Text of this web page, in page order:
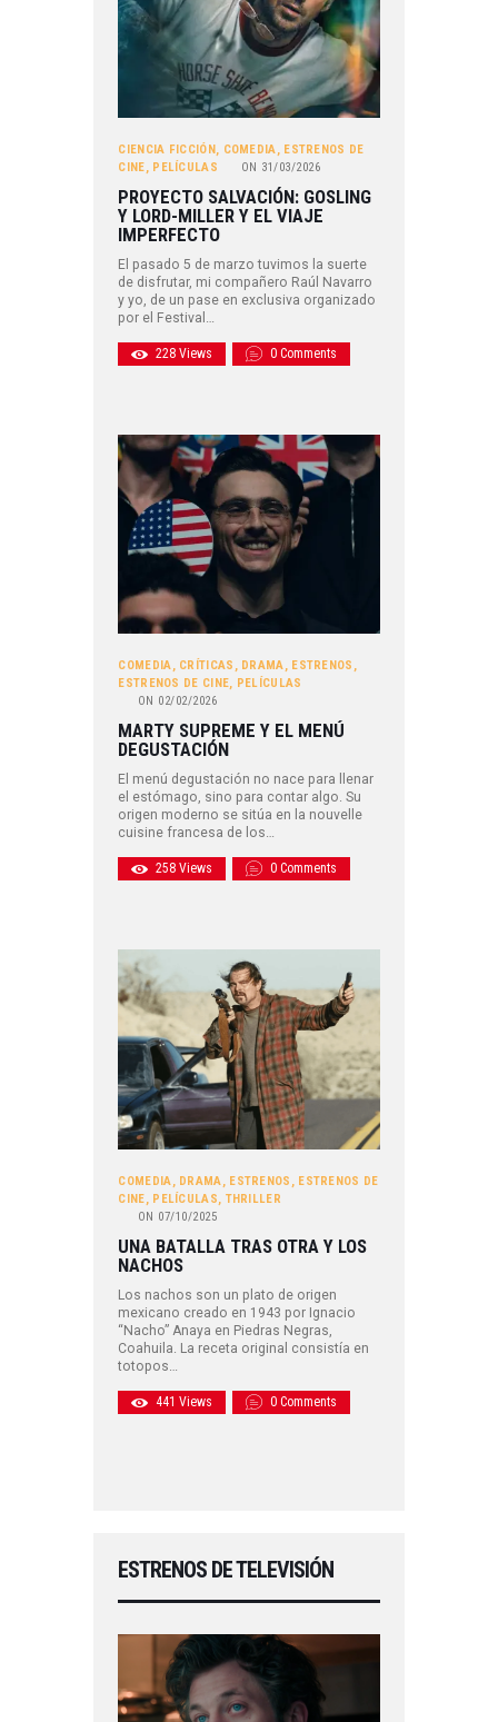
CIENCIA FICCIÓN, COMEDIA, ESTRENOS DE
CINE, PELÍCULAS ON 31/03/2026
PROYECTO SALVACIÓN: GOSLING
Y LORD-MILLER Y EL VIAJE
IMPERFECTO
El pasado 5 de marzo tuvimos la suerte
de disfrutar, mi compañero Raúl Navarro
y yo, de un pase en exclusiva organizado
por el Festival…
228 Views 0 Comments
COMEDIA, CRÍTICAS , DRAMA, ESTRENOS ,
ESTRENOS DE CINE, PELÍCULAS
ON 02/02/2026
MARTY SUPREME Y EL MENÚ
DEGUSTACIÓN
El menú degustación no nace para llenar
el estómago, sino para contar algo. Su
origen moderno se sitúa en la nouvelle
cuisine francesa de los…
258 Views 0 Comments
COMEDIA, DRAMA, ESTRENOS , ESTRENOS DE
CINE, PELÍCULAS, THRILLER
ON 07/10/2025
UNA BATALLA TRAS OTRA Y LOS
NACHOS
Los nachos son un plato de origen
mexicano creado en 1943 por Ignacio
“Nacho” Anaya en Piedras Negras,
Coahuila. La receta original consistía en
totopos…
441 Views 0 Comments
ESTRENOS DE TELEVISIÓN